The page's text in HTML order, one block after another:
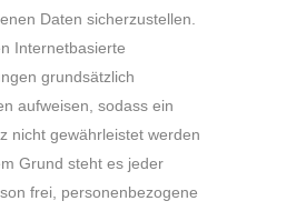
Daten sicherzustellen.
Internetbasierte
grundsätzlich
aufweisen, sodass ein
nicht gewährleistet werden
Grund steht es jeder
frei, personenbezogene